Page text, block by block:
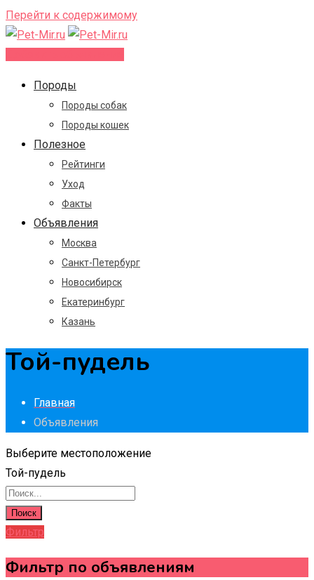
Перейти к содержимому
Породы
Породы собак
Породы кошек
Полезное
Рейтинги
Уход
Факты
Объявления
Москва
Санкт-Петербург
Новосибирск
Екатеринбург
Казань
Той-пудель
Главная
Объявления
Выберите местоположение
Той-пудель
Поиск
Фильтр
Фильтр по объявлениям